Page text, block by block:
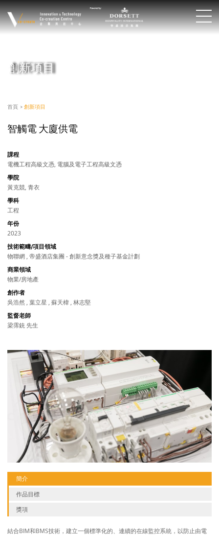
創新項目
首頁 > 創新項目
智觸電 大廈供電
課程
電機工程高級文憑, 電腦及電子工程高級文憑
學院
黃克競, 青衣
學科
工程
年份
2023
技術範疇/項目領域
物聯網 , 帝盛酒店集團 - 創新意念獎及種子基金計劃
商業領域
物業/房地產
創作者
吳浩然 , 葉立星 , 蘇天椲 , 林志堅
監督老師
梁霈銃 先生
簡介
作品目標
獎項
結合BIM和BMS技術，建立一個標準化的、連續的在線監控系統，以防止由電